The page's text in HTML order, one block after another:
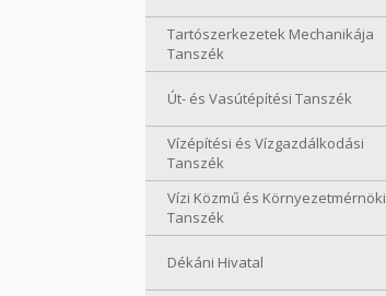
Tartószerkezetek Mechanikája
Tanszék
Út- és Vasútépítési Tanszék
Vízépítési és Vízgazdálkodási
Tanszék
Vízi Közmű és Környezetmérnöki
Tanszék
Dékáni Hivatal